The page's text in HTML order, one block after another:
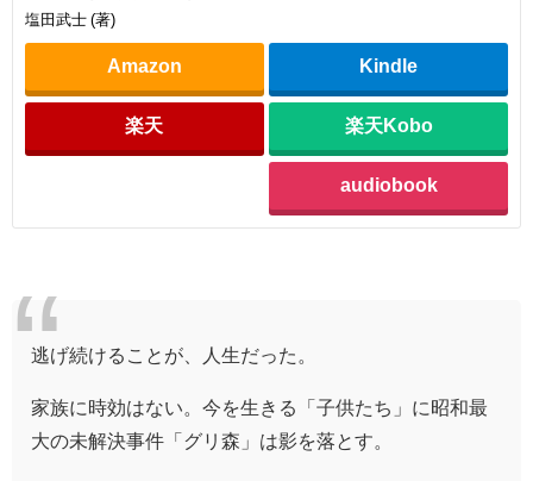
塩田武士 (著)
Amazon Kindle
楽天 楽天Kobo
audiobook
逃げ続けることが、人生だった。
家族に時効はない。今を生きる「子供たち」に昭和最
大の未解決事件「グリ森」は影を落とす。